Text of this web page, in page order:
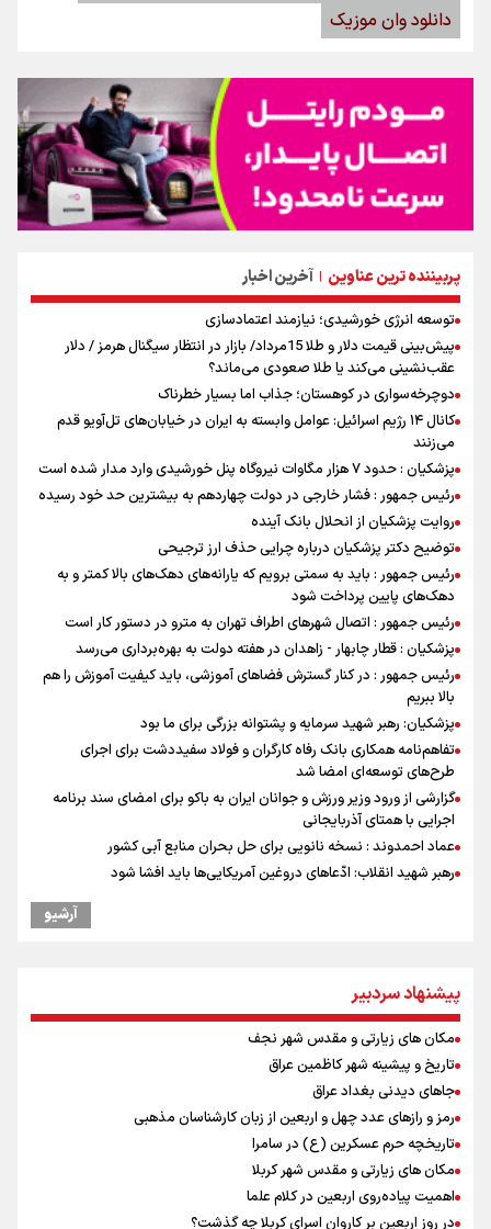
پربیننده ترین عناوین | آخرین اخبار
توسعه انرژی خورشیدی؛ نیازمند اعتمادسازی
پیش‌بینی قیمت دلار و طلا 15مرداد/ بازار در انتظار سیگنال هرمز / دلار
عقب‌نشینی می‌کند یا طلا صعودی می‌ماند؟
دوچرخه‌سواری در کوهستان؛ جذاب اما بسیار خطرناک
کانال ۱۴ رژیم اسرائیل: عوامل وابسته به ایران در خیابان‌های تل‌آویو قدم
می‌زنند
پزشکیان : حدود ۷ هزار مگاوات نیروگاه پنل خورشیدی وارد مدار شده است
رئیس جمهور : فشار خارجی در دولت چهاردهم به بیشترین حد خود رسیده
روایت پزشکیان از انحلال بانک آینده
توضیح دکتر پزشکیان درباره چرایی حذف ارز ترجیحی
رئیس جمهور : باید به سمتی برویم که یارانه‌های دهک‌های بالا کمتر و به
دهک‌های پایین پرداخت شود
رئیس جمهور : اتصال شهرهای اطراف تهران به مترو در دستور کار است
پزشکیان : قطار چابهار - زاهدان در هفته دولت به بهره‌برداری می‌رسد
رئیس جمهور : در کنار گسترش فضاهای آموزشی، باید کیفیت آموزش را هم
بالا ببریم
پزشکیان: رهبر شهید سرمایه و پشتوانه بزرگی برای ما بود
تفاهم‌نامه همکاری بانک رفاه کارگران و فولاد سفیددشت برای اجرای
طرح‌های توسعه‌ای امضا شد
گزارشی از ورود وزیر ورزش و جوانان ایران به باکو برای امضای سند برنامه
اجرایی با همتای آذربایجانی
عماد احمدوند : نسخه نانویی برای حل بحران منابع آبی کشور
رهبر شهید انقلاب: ادّعاهای دروغین آمریکایی‌ها باید افشا شود
یحیی سریع: در عملیاتی گسترده تجمعات نظامی وابسته به عربستان را
ثبت شد / برپایی هزار موکب در خوزستان و ۱۰۰ موکب در مسیر نجف تا
کربلا
امیررضا غلامی، ملی پوش تکواندو : تمرکزم روی مسابقات پاکستان است نه
بازی های آسیایی
جابجایی مرکز ثقل اقتصاد جهان انجام شد/ فرصت طلایی برای اقتصاد
ایران +نمودار
رادین زینالی، ملی پوش تکواندو : قدم به قدم تلاش می کنم تا به طلای
المپیک برسم
ونس: ایرانی‌ها مذاکره‌کنندگان سرسختی هستند
آرشیو
پیشنهاد سردبیر
مکان های زیارتی و مقدس شهر نجف
تاریخ و پیشینه شهر کاظمین عراق
جاهای دیدنی بغداد عراق
رمز و رازهای عدد چهل و اربعین از زبان کارشناسان مذهبی
تاریخچه حرم عسکرین (ع) در سامرا
مکان های زیارتی و مقدس شهر کربلا
اهمیت پیاده‌روی اربعین در کلام علما
در روز اربعین بر کاروان اسرای کربلا چه گذشت؟
دانلود وان موزیک